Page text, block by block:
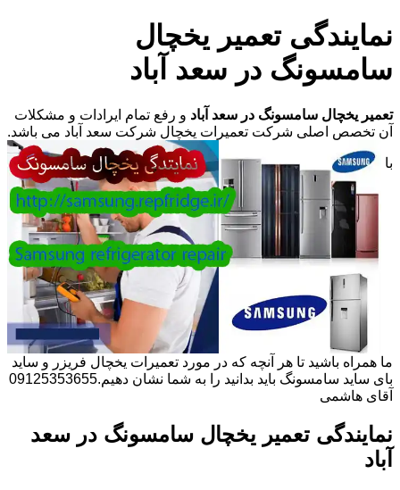
نمایندگی تعمیر یخچال
سامسونگ در سعد آباد
تعمیر یخچال سامسونگ در سعد آباد و رفع تمام ایرادات و مشکلات
آن تخصص اصلی شرکت تعمیرات یخچال شرکت سعد آباد می باشد.
با
ما همراه باشید تا هر آنچه که در مورد تعمیرات یخچال فریزر و ساید
بای ساید سامسونگ باید بدانید را به شما نشان دهیم.09125353655
آقای هاشمی
نمایندگی تعمیر یخچال سامسونگ در سعد
آباد